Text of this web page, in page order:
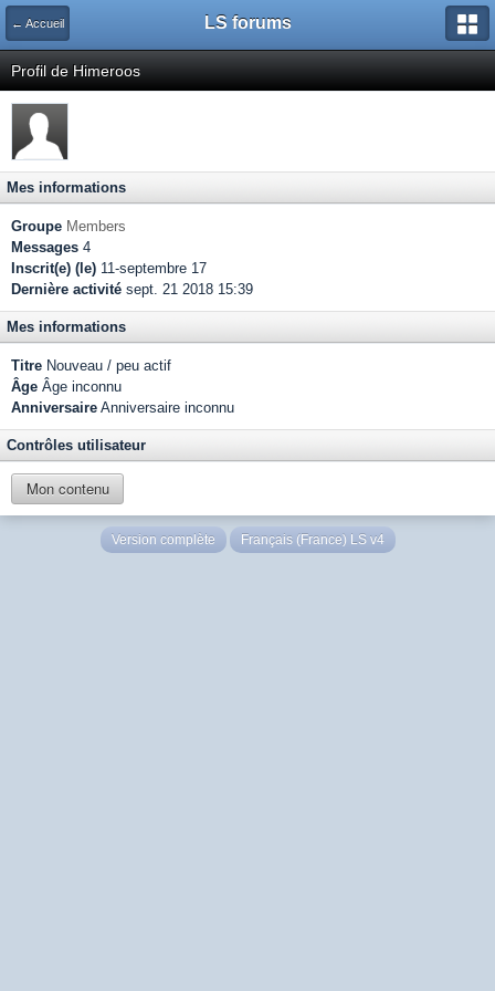
← Accueil LS forums
Profil de Himeroos
Mes informations
Groupe Members
Messages 4
Inscrit(e) (le) 11-septembre 17
Dernière activité sept. 21 2018 15:39
Mes informations
Titre Nouveau / peu actif
Âge Âge inconnu
Anniversaire Anniversaire inconnu
Contrôles utilisateur
Mon contenu
Version complète Français (France) LS v4